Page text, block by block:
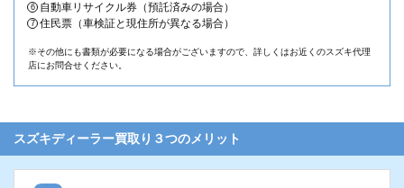
自動車リサイクル券（預託済みの場合）
住民票（車検証と現住所が異なる場合）
※その他にも書類が必要になる場合がございますので、詳しくはお近くのスズキ代理
店にお問合せください。
スズキディーラー買取り３つのメリット